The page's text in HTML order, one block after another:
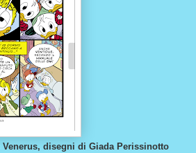
disegni di Giada Perissinotto